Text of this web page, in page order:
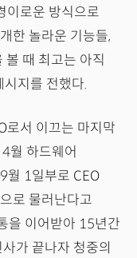
이로운 방식으로
한 놀라운 기능들,
볼 때 최고는 아직
지를 전했다.
로서 이끄는 마지막
월 하드웨어
월 1일부로 CEO
로 물러난다고
을 이어받아 15년간
가 끝나자 청중의